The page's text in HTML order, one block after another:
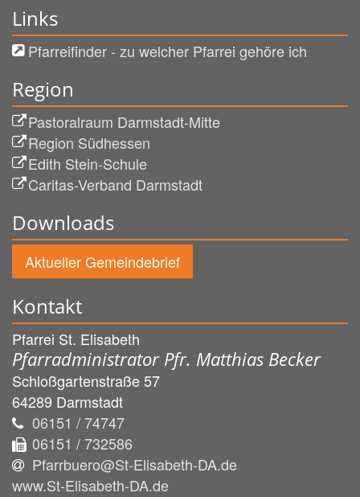
Links
Pfarreifinder - zu welcher Pfarrei gehöre ich
Region
Pastoralraum Darmstadt-Mitte
Region Südhessen
Edith Stein-Schule
Caritas-Verband Darmstadt
Downloads
Aktueller Gemeindebrief
Kontakt
Pfarrei St. Elisabeth
Pfarradministrator Pfr. Matthias Becker
Schloßgartenstraße 57
64289 Darmstadt
06151 / 74747
06151 / 732586
Pfarrbuero@St-Elisabeth-DA.de
www.St-Elisabeth-DA.de